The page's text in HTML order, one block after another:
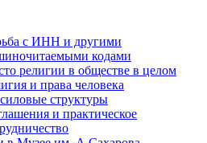
с ИНН и другими
кодами
религии в обществе в целом
и права человека
структуры
и практическое